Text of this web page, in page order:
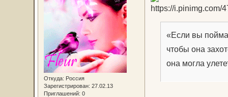
Откуда: Россия
Зарегистрирован: 27.02.13
Приглашений: 0
«Если вы
чтобы она
она могла